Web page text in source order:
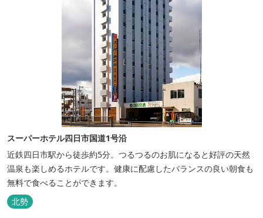
スーパーホテル四日市国道1号沿
近鉄四日市駅から徒歩約5分。つるつるのお肌になると好評の天然
温泉も楽しめるホテルです。健康に配慮したバランスの良い朝食も
無料で食べることができます。
北勢